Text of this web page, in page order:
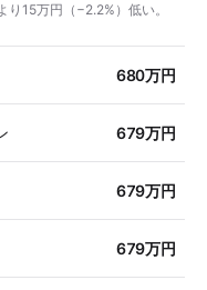
15万円（−2.2%）低い。
680万円
679万円
679万円
679万円